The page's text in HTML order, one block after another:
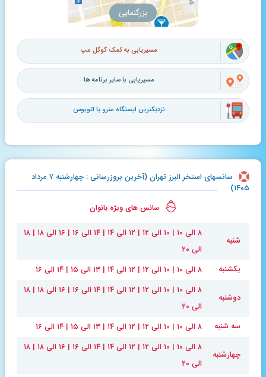
بزرگنمایی
مسیریابی به کمک گوگل مپ
مسیریابی با سایر برنامه ها
نزدیکترین ایستگاه مترو یا اتوبوس
سانسهای استخر البرز تهران (آخرین بروزرسانی : چهارشنبه ۷ مرداد
۱۴۰۵)
سانس های ویژه بانوان
شنبه
۸ الی ۱۰ | ۱۰ الی ۱۲ | ۱۲ الی ۱۴ | ۱۴ الی ۱۶ | ۱۶ الی ۱۸ | ۱۸
الی ۲۰
یکشنبه
۸ الی ۱۰ | ۱۰ الی ۱۲ | ۱۲ الی ۱۴ | ۱۳ الی ۱۵ | ۱۴ الی ۱۶
دوشنبه
۸ الی ۱۰ | ۱۰ الی ۱۲ | ۱۲ الی ۱۴ | ۱۴ الی ۱۶ | ۱۶ الی ۱۸ | ۱۸
الی ۲۰
سه شنبه
۸ الی ۱۰ | ۱۰ الی ۱۲ | ۱۲ الی ۱۴ | ۱۳ الی ۱۵ | ۱۴ الی ۱۶
چهارشنبه
۸ الی ۱۰ | ۱۰ الی ۱۲ | ۱۲ الی ۱۴ | ۱۴ الی ۱۶ | ۱۶ الی ۱۸ | ۱۸
الی ۲۰